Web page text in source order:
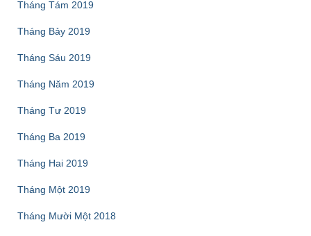
Tháng Tám 2019
Tháng Bảy 2019
Tháng Sáu 2019
Tháng Năm 2019
Tháng Tư 2019
Tháng Ba 2019
Tháng Hai 2019
Tháng Một 2019
Tháng Mười Một 2018